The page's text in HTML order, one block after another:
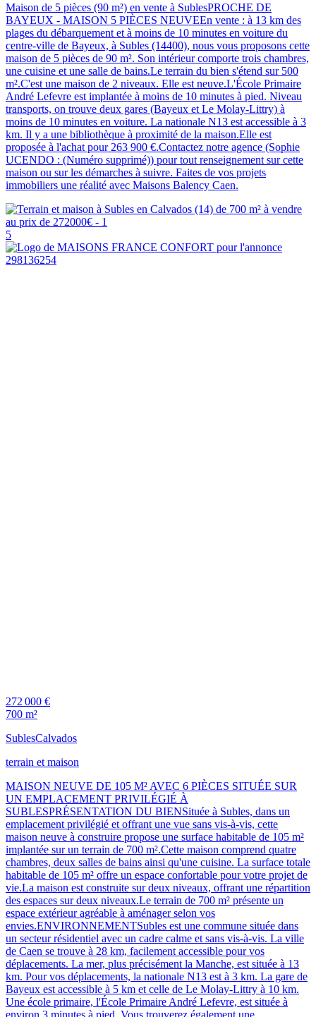
Maison de 5 pièces (90 m²) en vente à SublesPROCHE DE
BAYEUX - MAISON 5 PIÈCES NEUVEEn vente : à 13 km des
plages du débarquement et à moins de 10 minutes en voiture du
centre-ville de Bayeux, à Subles (14400), nous vous proposons cette
maison de 5 pièces de 90 m². Son intérieur comporte trois chambres,
une cuisine et une salle de bains.Le terrain du bien s'étend sur 500
m².C'est une maison de 2 niveaux. Elle est neuve.L'École Primaire
André Lefevre est implantée à moins de 10 minutes à pied. Niveau
transports, on trouve deux gares (Bayeux et Le Molay-Littry) à
moins de 10 minutes en voiture. La nationale N13 est accessible à 3
km. Il y a une bibliothèque à proximité de la maison.Elle est
proposée à l'achat pour 263 900 €.Contactez notre agence (Sophie
UCENDO : (Numéro supprimé)) pour tout renseignement sur cette
maison ou sur les démarches à suivre. Faites de vos projets
immobiliers une réalité avec Maisons Balency Caen.
5
272 000 €
700 m²
SublesCalvados
terrain et maison
MAISON NEUVE DE 105 M² AVEC 6 PIÈCES SITUÉE SUR
UN EMPLACEMENT PRIVILÉGIÉ À
SUBLESPRÉSENTATION DU BIENSituée à Subles, dans un
emplacement privilégié et offrant une vue sans vis-à-vis, cette
maison neuve à construire propose une surface habitable de 105 m²
implantée sur un terrain de 700 m².Cette maison comprend quatre
chambres, deux salles de bains ainsi qu'une cuisine. La surface totale
habitable de 105 m² offre un espace confortable pour votre projet de
vie.La maison est construite sur deux niveaux, offrant une répartition
des espaces sur deux niveaux.Le terrain de 700 m² présente un
espace extérieur agréable à aménager selon vos
envies.ENVIRONNEMENTSubles est une commune située dans
un secteur résidentiel avec un cadre calme et sans vis-à-vis. La ville
de Caen se trouve à 28 km, facilement accessible pour vos
déplacements. La mer, plus précisément la Manche, est située à 13
km. Pour vos déplacements, la nationale N13 est à 3 km. La gare de
Bayeux est accessible à 5 km et celle de Le Molay-Littry à 10 km.
Une école primaire, l'École Primaire André Lefevre, est située à
environ 3 minutes à pied. Vous trouverez également une